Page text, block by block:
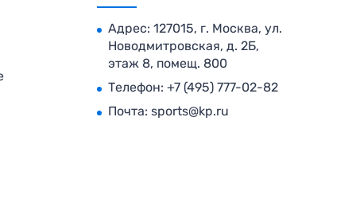
Адрес: 127015, г. Москва, ул.
Новодмитровская, д. 2Б,
этаж 8, помещ. 800
Телефон: +7 (495) 777-02-82
Почта: sports@kp.ru